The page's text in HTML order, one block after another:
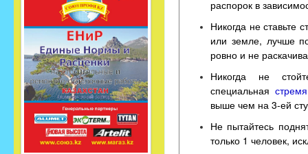
распорок в
Никогда не ставьте
или земле, лучше
ровно и не
Никогда не
специальная
выше чем на 3-ей
Не пытайтесь
только 1 человек,